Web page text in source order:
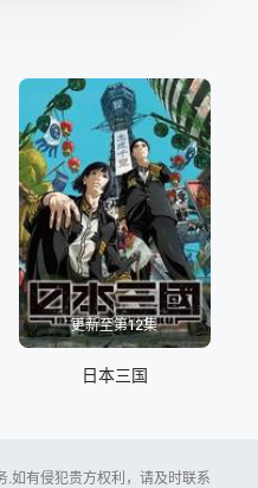
更新至第12集
日本三国
如有侵犯贵方权利，请及时联系